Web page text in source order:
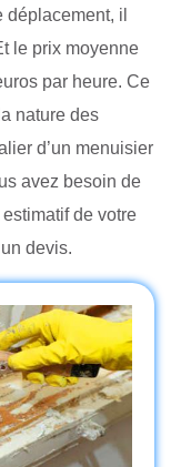
déplacement, il
le prix moyenne
par heure. Ce
nature des
d’un menuisier
avez besoin de
de votre
devis.